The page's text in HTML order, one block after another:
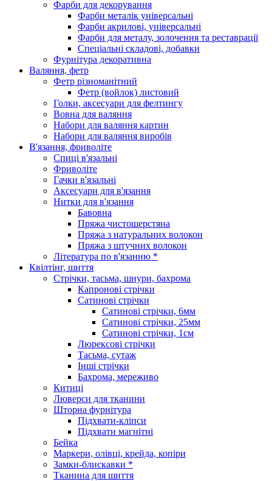
Фарби для декорування
Фарби металік універсальні
Фарби акрилові, універсальні
Фарби для металу, золочення та реставрації
Спеціальні складові, добавки
Фурнітура декоративна
Валяння, фетр
Фетр різноманітний
Фетр (войлок) листовий
Голки, аксесуари для фелтингу
Вовна для валяння
Набори для валяння картин
Набори для валяння виробів
В'язання, фриволіте
Спиці в'язальні
Фриволіте
Гачки в'язальні
Аксесуари для в'язання
Нитки для в'язання
Бавовна
Пряжа чистошерстяна
Пряжа з натуральних волокон
Пряжа з штучних волокон
Література по в'язанню *
Квілтінг, шиття
Стрічки, тасьма, шнури, бахрома
Капронові стрічки
Сатинові стрічки
Сатинові стрічки, 6мм
Сатинові стрічки, 25мм
Сатинові стрічки, 1см
Люрексові стрічки
Тасьма, сутаж
Інші стрічки
Бахрома, мереживо
Китиці
Люверси для тканини
Шторна фурнітура
Підхвати-кліпси
Підхвати магнітні
Бейка
Маркери, олівці, крейда, копіри
Замки-блискавки *
Тканина для шиття